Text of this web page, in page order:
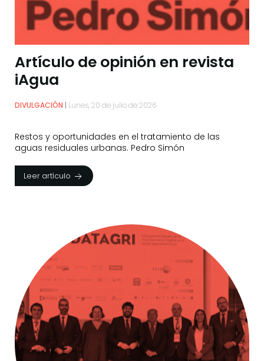
Artículo de opinión en revista
iAgua
DIVULGACIÓN Lunes, 20 de julio de 2026
Restos y oportunidades en el tratamiento de las
aguas residuales urbanas. Pedro Simón
Leer artículo